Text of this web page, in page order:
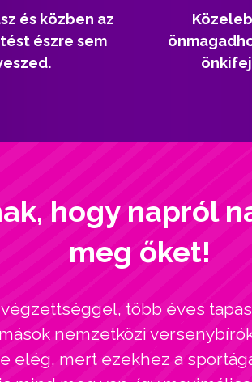
és közben az
észre sem
hogy napról
meg őket!
több éves
nemzetközi
elég, mert ezekhez a